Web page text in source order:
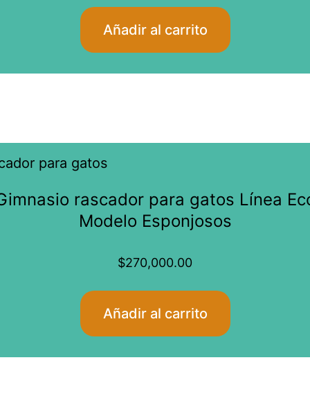
Añadir al carrito
rascador para gatos Línea
Modelo Esponjosos
$270,000.00
Añadir al carrito